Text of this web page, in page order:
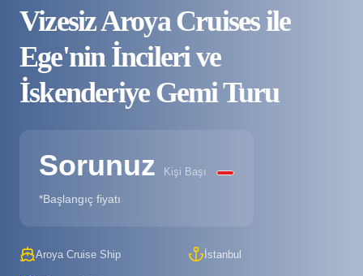
Vizesiz Aroya Cruises ile
Ege'nin İncileri ve
İskenderiye Gemi Turu
Sorunuz Kişi Başı
*Başlangıç fiyatı
Aroya Cruise Ship İstanbul